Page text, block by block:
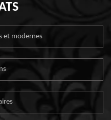
et modernes